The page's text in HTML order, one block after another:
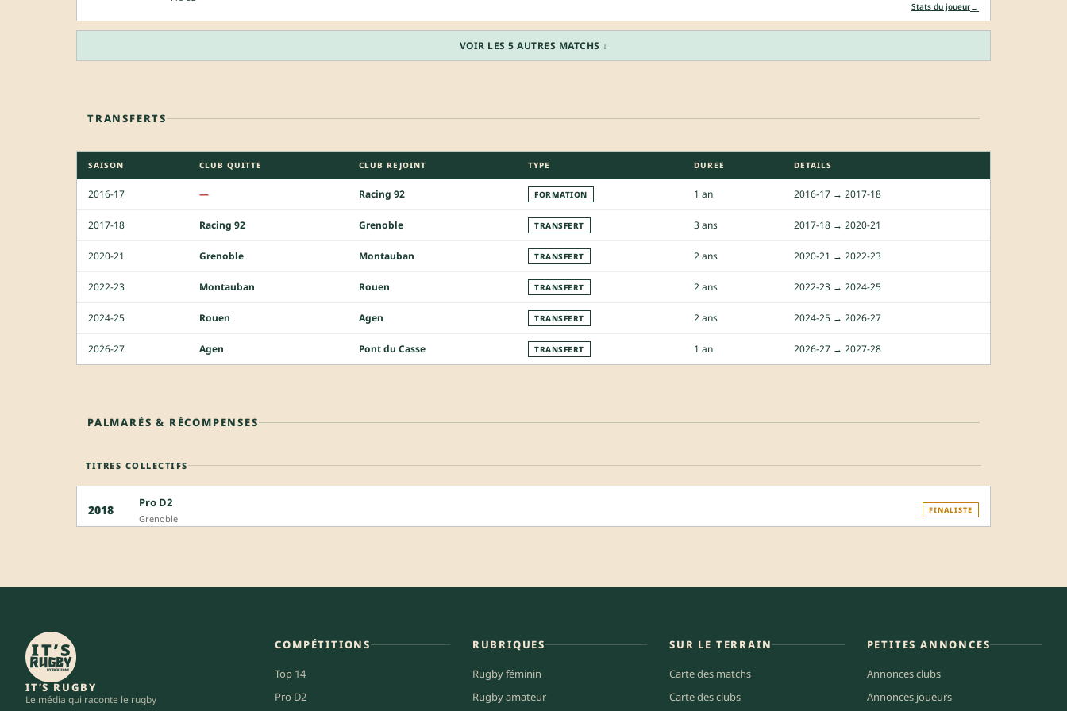
Stats du joueur→
VOIR LES 5 AUTRES MATCHS ↓
TRANSFERTS
SAISON CLUB QUITTE CLUB REJOINT TYPE DUREE DETAILS
2016-17 — Racing 92 FORMATION 1 an 2016-17 → 2017-18
2017-18 Racing 92 Grenoble TRANSFERT 3 ans 2017-18 → 2020-21
2020-21 Grenoble Montauban TRANSFERT 2 ans 2020-21 → 2022-23
2022-23 Montauban Rouen TRANSFERT 2 ans 2022-23 → 2024-25
2024-25 Rouen Agen TRANSFERT 2 ans 2024-25 → 2026-27
2026-27 Agen Pont du Casse TRANSFERT 1 an 2026-27 → 2027-28
PALMARÈS & RÉCOMPENSES
TITRES COLLECTIFS
2018 Pro D2
Grenoble
FINALISTE
IT’S RUGBY
Le média qui raconte le rugby
COMPÉTITIONS
Top 14
Pro D2
RUBRIQUES
Rugby féminin
Rugby amateur
SUR LE TERRAIN
Carte des matchs
Carte des clubs
PETITES ANNONCES
Annonces clubs
Annonces joueurs